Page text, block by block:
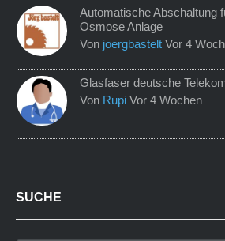
Automatische Abschaltung
Osmose Anlage
Von joergbastelt Vor 4
Glasfaser deutsche
Von Rupi Vor 4 Wochen
SUCHE